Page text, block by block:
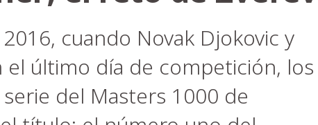
cuando Novak Djokovic y
último día de competición, los
del Masters 1000 de